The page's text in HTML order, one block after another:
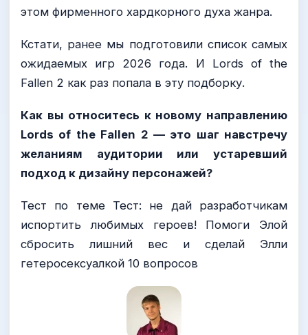
этом фирменного хардкорного духа жанра.
Кстати, ранее мы подготовили список самых
ожидаемых игр 2026 года. И Lords of the
Fallen 2 как раз попала в эту подборку.
Как вы относитесь к новому направлению
Lords of the Fallen 2 — это шаг навстречу
желаниям аудитории или устаревший
подход к дизайну персонажей?
Тест по теме Тест: не дай разработчикам
испортить любимых героев! Помоги Элой
сбросить лишний вес и сделай Элли
гетеросексуалкой 10 вопросов